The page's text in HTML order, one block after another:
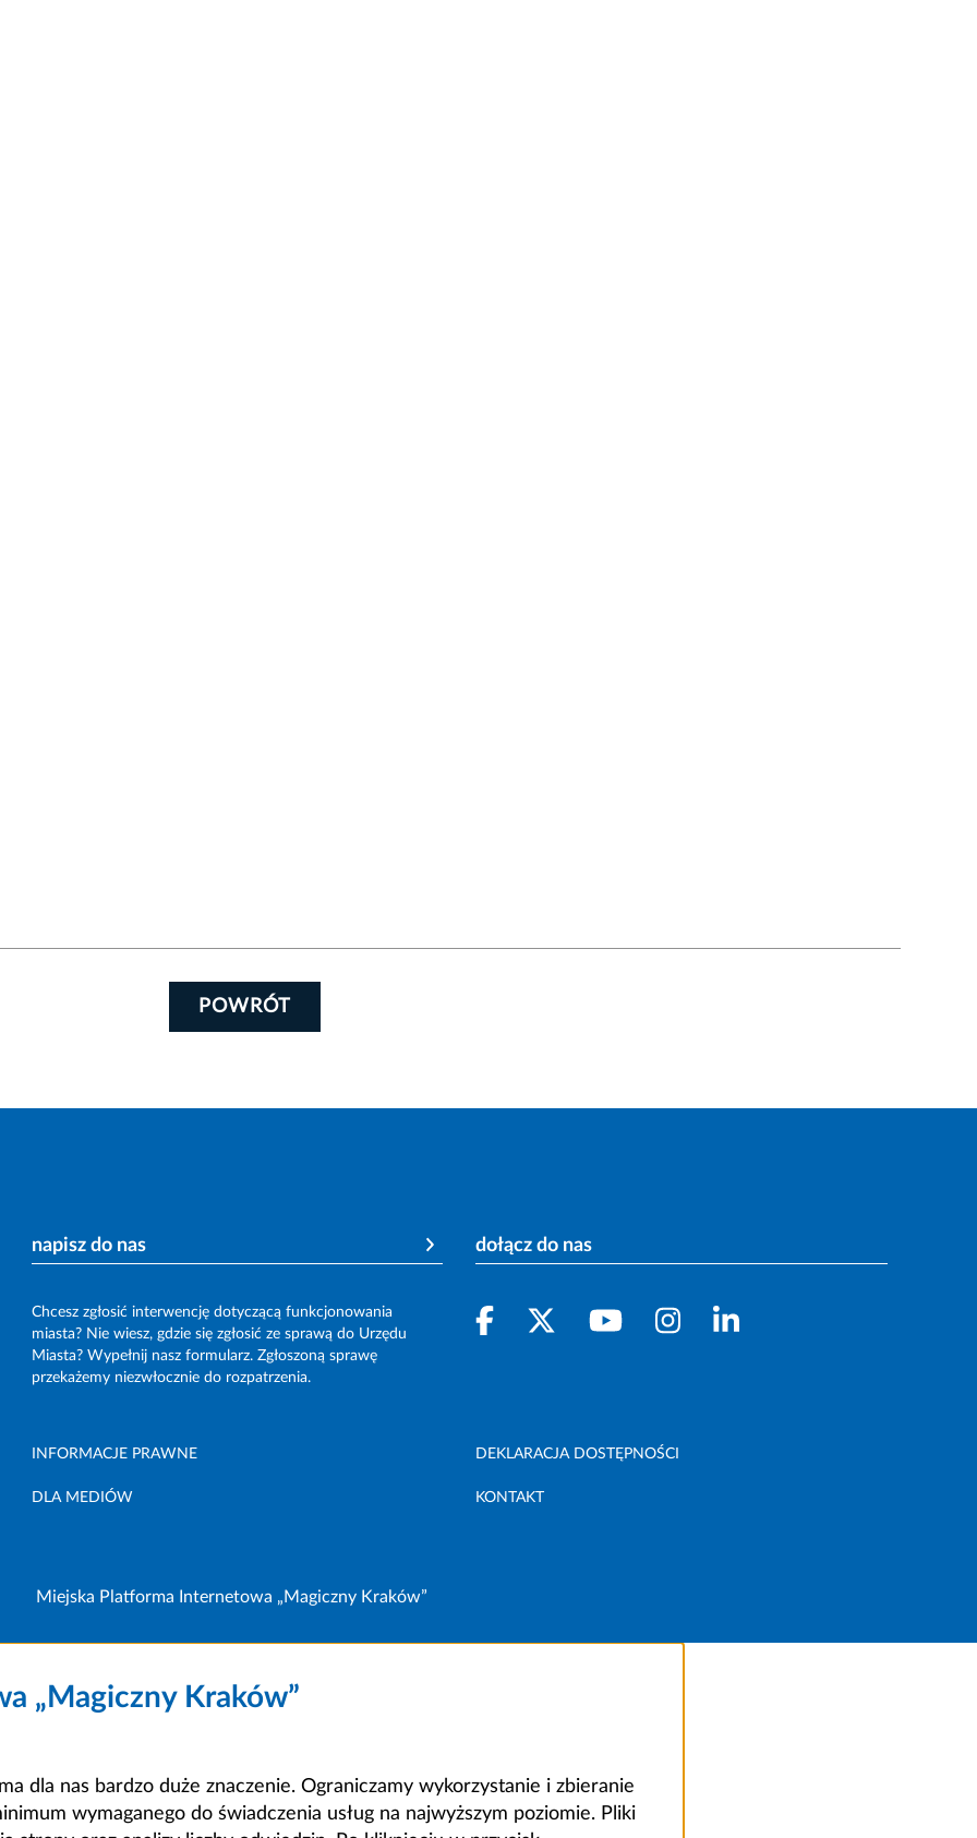
POWRÓT
napisz do nas
Chcesz zgłosić interwencję dotyczącą funkcjonowania
miasta? Nie wiesz, gdzie się zgłosić ze sprawą do Urzędu
Miasta? Wypełnij nasz formularz. Zgłoszoną sprawę
przekażemy niezwłocznie do rozpatrzenia.
dołącz do nas
INFORMACJE PRAWNE DEKLARACJA DOSTĘPNOŚCI
DLA MEDIÓW KONTAKT
Miejska Platforma Internetowa „Magiczny Kraków”
„Magiczny Kraków”
dla nas bardzo duże znaczenie. Ograniczamy wykorzystanie i zbieranie
wymaganego do świadczenia usług na najwyższym poziomie. Pliki